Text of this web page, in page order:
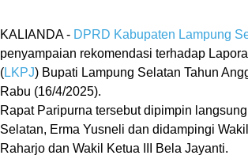
KALIANDA - DPRD Kabupaten Lampung
penyampaian rekomendasi terhadap
(LKPJ) Bupati Lampung Selatan Tahun
Rabu (16/4/2025).
Rapat Paripurna tersebut dipimpin
Selatan, Erma Yusneli dan didampingi
Raharjo dan Wakil Ketua III Bela Jayanti.